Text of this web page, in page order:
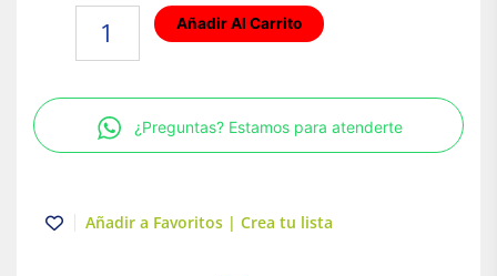
Arrow
Hart
Eaton
Añadir Al Carrito
¿Preguntas? Estamos para atenderte
Añadir a Favoritos | Crea tu lista